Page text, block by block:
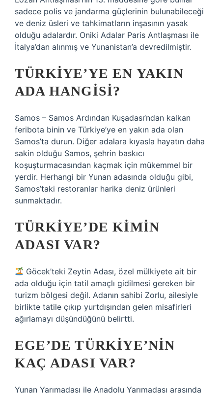
sadece polis ve jandarma güçlerinin bulunabileceği
ve deniz üsleri ve tahkimatların inşasının yasak
olduğu adalardır. Oniki Adalar Paris Antlaşması ile
İtalya’dan alınmış ve Yunanistan’a devredilmiştir.
TÜRKIYE’YE EN YAKIN
ADA HANGISI?
Samos – Samos Ardından Kuşadası’ndan kalkan
feribota binin ve Türkiye’ye en yakın ada olan
Samos’ta durun. Diğer adalara kıyasla hayatın daha
sakin olduğu Samos, şehrin baskıcı
koşuşturmacasından kaçmak için mükemmel bir
yerdir. Herhangi bir Yunan adasında olduğu gibi,
Samos’taki restoranlar harika deniz ürünleri
sunmaktadır.
TÜRKIYE’DE KIMIN
ADASI VAR?
Göcek’teki Zeytin Adası, özel mülkiyete ait bir
ada olduğu için tatil amaçlı gidilmesi gereken bir
turizm bölgesi değil. Adanın sahibi Zorlu, ailesiyle
birlikte tatile çıkıp yurtdışından gelen misafirleri
ağırlamayı düşündüğünü belirtti.
EGE’DE TÜRKIYE’NIN
KAÇ ADASI VAR?
Yunan Yarımadası ile Anadolu Yarımadası arasında